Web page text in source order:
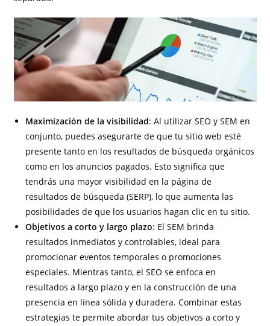
Maximización de la visibilidad: Al utilizar SEO y SEM en
conjunto, puedes asegurarte de que tu sitio web esté
presente tanto en los resultados de búsqueda orgánicos
como en los anuncios pagados. Esto significa que
tendrás una mayor visibilidad en la página de
resultados de búsqueda (SERP), lo que aumenta las
posibilidades de que los usuarios hagan clic en tu sitio.
Objetivos a corto y largo plazo: El SEM brinda
resultados inmediatos y controlables, ideal para
promocionar eventos temporales o promociones
especiales. Mientras tanto, el SEO se enfoca en
resultados a largo plazo y en la construcción de una
presencia en línea sólida y duradera. Combinar estas
estrategias te permite abordar tus objetivos a corto y